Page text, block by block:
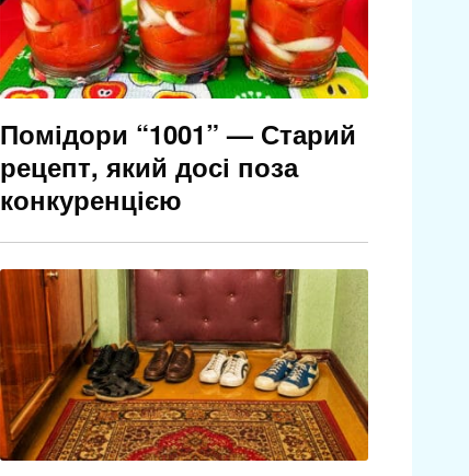
Помідори “1001” — Старий
рецепт, який досі поза
конкуренцією